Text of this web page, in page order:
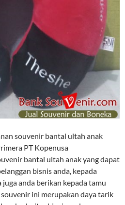
souvenir bantal ultah anak
PT Kopenusa
bantal ultah anak yang dapat
bisnis anda, kepada
anda berikan kepada tamu
ini merupakan daya tarik